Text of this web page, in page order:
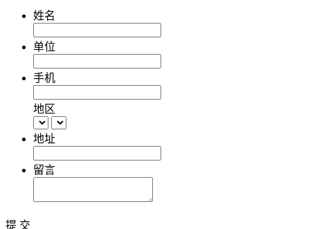
姓名
单位
手机
地区
地址
留言
提 交